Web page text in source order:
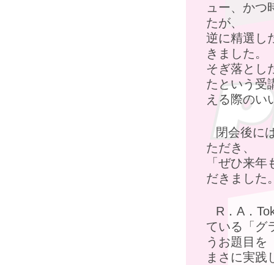
ュー、かつ
たが、
逆に精選し
きました。
そぎ落とし
たという受
える際のい
閉会後に
ただき、
「ぜひ来
だきました
R．A．
ている「グ
うお題目を
まさに実践